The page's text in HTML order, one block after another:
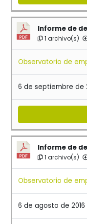
Informe de
1 archivo(s)
Observatorio de
6 de septiembre de
Informe de
1 archivo(s)
Observatorio de
6 de agosto de 2016